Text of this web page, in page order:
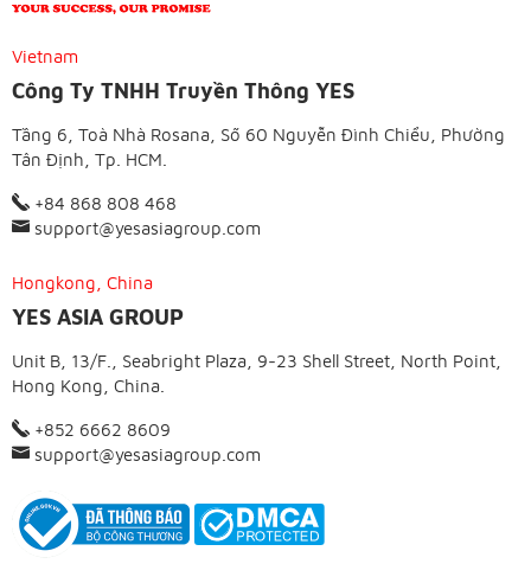
Vietnam
Công Ty TNHH Truyền Thông YES
Tầng 6, Toà Nhà Rosana, Số 60 Nguyễn Đình Chiểu, Phường
Tân Định, Tp. HCM.
+84 868 808 468
support@yesasiagroup.com
Hongkong, China
YES ASIA GROUP
Unit B, 13/F., Seabright Plaza, 9-23 Shell Street, North Point,
Hong Kong, China.
+852 6662 8609
support@yesasiagroup.com